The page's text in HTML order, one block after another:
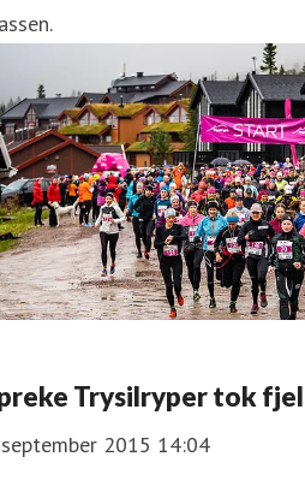
Trysilryper tok
2015 14:04